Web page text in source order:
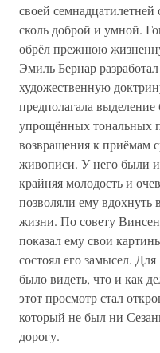
своей семнадцатилетней
сколь доброй и умной.
обрёл прежнюю
Эмиль Бернар
художественную
предполагала
упрощённых тональных
возвращения к приёмам
живописи. У него были
крайняя молодость и
позволяли ему вдохнуть
жизни. По совету
показал ему свои
состоял его замысел.
было видеть, что и как
этот просмотр стал
который не был ни
дорогу.